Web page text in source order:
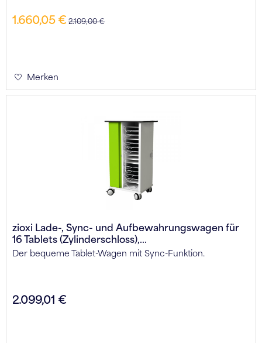
1.660,05 € 2.109,00 €
Merken
zioxi Lade-, Sync- und Aufbewahrungswagen für
16 Tablets (Zylinderschloss),...
Der bequeme Tablet-Wagen mit Sync-Funktion.
2.099,01 €